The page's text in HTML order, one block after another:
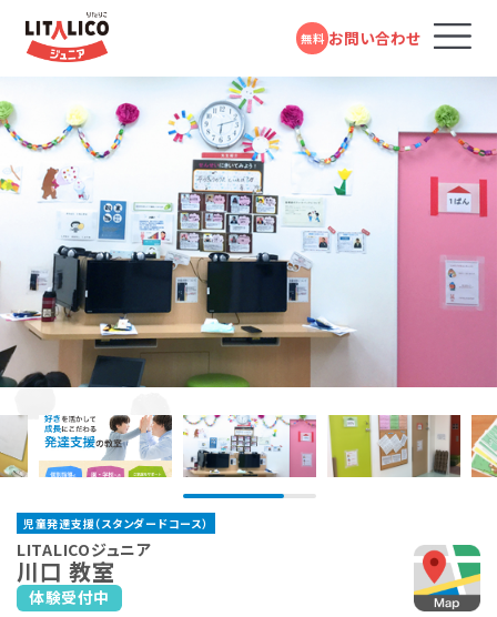
無料 お問い合わせ
コースのご案内
LITALICOジュニアとは
教室を探す
成長事例
入会までの流れ
児童発達支援（スタンダードコース）
LITALICOジュニア
川口 教室
体験受付中
保育所等訪問支援とは、児童福祉法に基づくサービスで、児童
発達支援や放課後等デイサービスと同じ「障害児通所支援」の
一つです。保育所（保育園）や幼稚園、小学校など、お子さまが
LITALICOジュニアでは、保護者さま向けのサービス「ペアレ
ントトレーニング」というプログラムを提供しています。ペアレ
ントトレーニングとは子育てのイライラを軽減し、自分もお子さ
各教室のコースについて
パーソナルコース
発達障害や学習障害があるお子さまや発達が気に
なるお子さまを支援する学習塾・幼児教室です。受給
者証の有無に関係なく、すぐにご利用いただけます。
対象年齢：0歳～高校3年
スタンダードコース
児童福祉法に基づき運営している福祉サービスで
ス（小学1年～高校3年）に分かれており、受給者証を
お持ちの方がご利用いただけます。
スタンダードコース 無料体験受付中
LITALICOジュニア
浮間舟渡教室
JR埼京線「浮間舟渡駅」より徒歩3分
LITALICOジュニア
戸田公園教室
国際興業バス「上戸田地域交流センター」 バス停より徒歩6分（戸田公園方面
からお越しの方）
国際興業バス「公団前」バス停より徒歩4分（西川口方面からお越しの方）
LITALICOジュニア
わらび教室
JR「蕨駅」西口より徒歩2分
フォームで
問い合わせる
電話で問い合わせる
0120-974-763
平日10:00～17:00／祝日除く
LITALICOジュニア
浮間舟渡教室
JR埼京線「浮間舟渡駅」より徒歩3分
LITALICOジュニア